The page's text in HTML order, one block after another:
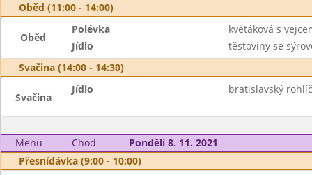
Oběd (11:00 - 14:00)
Oběd
Polévka
květáková s
Jídlo
těstoviny se
Svačina (14:00 - 14:30)
Svačina
Jídlo bratislavský
Menu Chod
Pondělí 8. 11. 2021
Přesnídávka (9:00 - 10:00)